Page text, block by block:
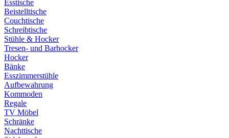
Esstische
Beistelltische
Couchtische
Schreibtische
Stühle & Hocker
Tresen- und Barhocker
Hocker
Bänke
Esszimmerstühle
Aufbewahrung
Kommoden
Regale
TV Möbel
Schränke
Nachttische